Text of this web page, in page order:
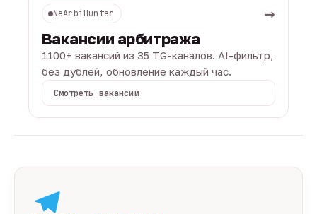
NeArbiHunter →
Вакансии арбитража
1100+ вакансий из 35 TG-каналов. AI-фильтр,
без дублей, обновление каждый час.
Смотреть вакансии